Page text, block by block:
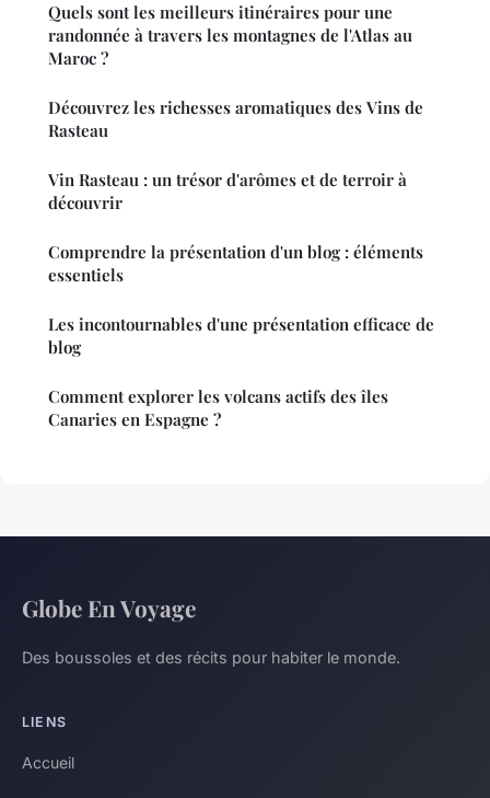
Quels sont les meilleurs itinéraires pour une
randonnée à travers les montagnes de l'Atlas au
Maroc ?
Découvrez les richesses aromatiques des Vins de
Rasteau
Vin Rasteau : un trésor d'arômes et de terroir à
découvrir
Comprendre la présentation d'un blog : éléments
essentiels
Les incontournables d'une présentation efficace de
blog
Comment explorer les volcans actifs des îles
Canaries en Espagne ?
Globe En Voyage
Des boussoles et des récits pour habiter le monde.
LIENS
Accueil